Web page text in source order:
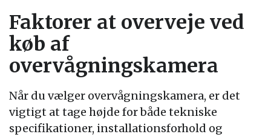
Faktorer at overveje ved
køb af
overvågningskamera
Når du vælger overvågningskamera, er det
vigtigt at tage højde for både tekniske
specifikationer, installationsforhold og